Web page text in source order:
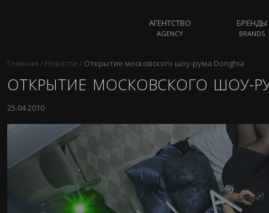
АГЕНТСТВО
AGENCY
БРЕНДЫ
BRANDS
Главная / Новости / Открытие московского шоу-рума Donghia
ОТКРЫТИЕ МОСКОВСКОГО ШОУ-
25.04.2010